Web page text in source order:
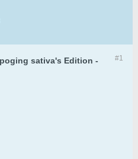
#1
sativa's Edition -